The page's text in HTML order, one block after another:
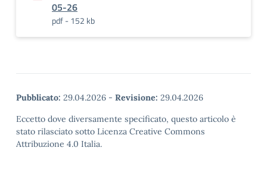
05-26
pdf - 152 kb
Pubblicato: 29.04.2026 - Revisione: 29.04.2026
Eccetto dove diversamente specificato, questo articolo è
stato rilasciato sotto Licenza Creative Commons
Attribuzione 4.0 Italia.